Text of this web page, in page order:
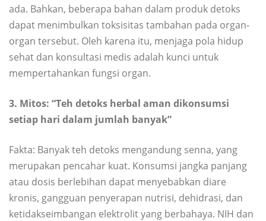
ada. Bahkan, beberapa bahan dalam produk detoks
dapat menimbulkan toksisitas tambahan pada organ-
organ tersebut. Oleh karena itu, menjaga pola hidup
sehat dan konsultasi medis adalah kunci untuk
mempertahankan fungsi organ.
3. Mitos: “Teh detoks herbal aman dikonsumsi
setiap hari dalam jumlah banyak”
Fakta: Banyak teh detoks mengandung senna, yang
merupakan pencahar kuat. Konsumsi jangka panjang
atau dosis berlebihan dapat menyebabkan diare
kronis, gangguan penyerapan nutrisi, dehidrasi, dan
ketidakseimbangan elektrolit yang berbahaya. NIH dan